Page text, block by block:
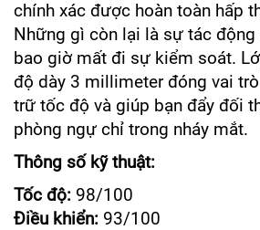
chính xác được hoàn toàn hấp
Những gì còn lại là sự tác động
bao giờ mất đi sự kiểm soát.
độ dày 3 millimeter đóng vai
trữ tốc độ và giúp bạn đẩy đối
phòng ngự chỉ trong nháy mắt.
Thông số kỹ thuật:
Tốc độ: 98/100
Điều khiển: 93/100